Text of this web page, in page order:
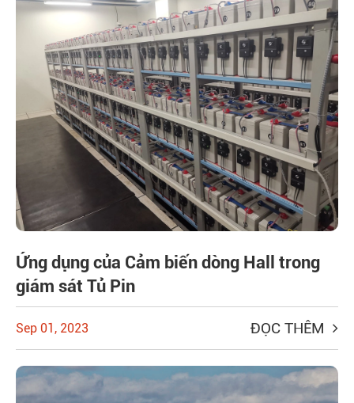
Ứng dụng của Cảm biến dòng Hall trong
giám sát Tủ Pin
Sep 01, 2023 ĐỌC THÊM